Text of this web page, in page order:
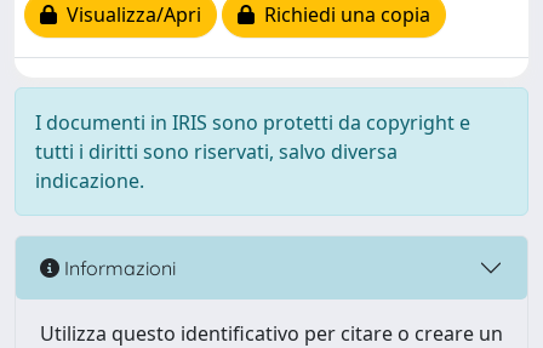
Visualizza/Apri
Richiedi una copia
I documenti in IRIS sono protetti da copyright e
tutti i diritti sono riservati, salvo diversa
indicazione.
Informazioni
Utilizza questo identificativo per citare o creare un